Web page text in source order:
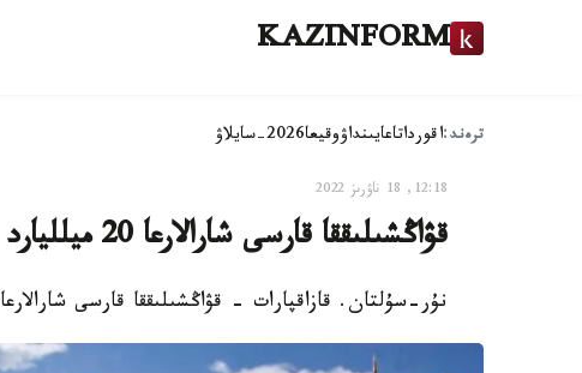
KAZINFORM
ترەند:اقورداتاعايىنداۋوقيعا2026-سايلاۋ
12:18, 18 ناۋرىز 2022
قۋاڭشىلىققا قارسى شارالارعا 20 ميلليارد تەڭگە ءبولىنۋى مۇمكىن
نۇر-سۇلتان. قازاقپارات - قۋاڭشىلىققا قارسى شارالارعا 20 ميلليارد تەڭگە ءبولىنۋى مۇمكىن.